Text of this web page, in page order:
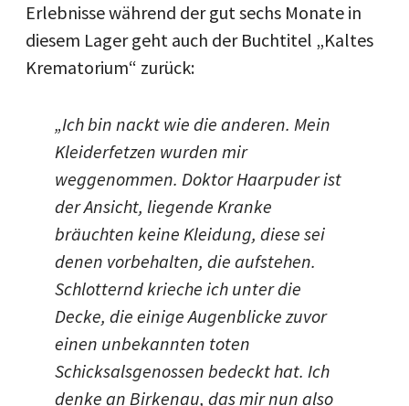
Erlebnisse während der gut sechs Monate in
diesem Lager geht auch der Buchtitel „Kaltes
Krematorium“ zurück:
„Ich bin nackt wie die anderen. Mein
Kleiderfetzen wurden mir
weggenommen. Doktor Haarpuder ist
der Ansicht, liegende Kranke
bräuchten keine Kleidung, diese sei
denen vorbehalten, die aufstehen.
Schlotternd krieche ich unter die
Decke, die einige Augenblicke zuvor
einen unbekannten toten
Schicksalsgenossen bedeckt hat. Ich
denke an Birkenau, das mir nun also